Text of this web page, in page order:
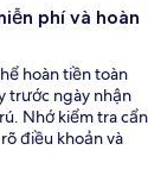
phí và hoàn
hoàn tiền toàn
trước ngày nhận
Nhớ kiểm tra cẩn
điều khoản và